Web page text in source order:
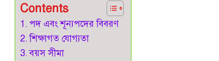
Contents
পদ এবং শূন্যপদের বিবরণ
শিক্ষাগত যোগ্যতা
বয়স সীমা